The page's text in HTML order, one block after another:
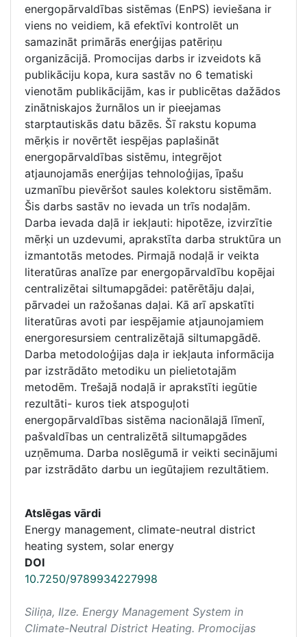
energopārvaldības sistēmas (EnPS) ieviešana ir
viens no veidiem, kā efektīvi kontrolēt un
samazināt primārās enerģijas patēriņu
organizācijā. Promocijas darbs ir izveidots kā
publikāciju kopa, kura sastāv no 6 tematiski
vienotām publikācijām, kas ir publicētas dažādos
zinātniskajos žurnālos un ir pieejamas
starptautiskās datu bāzēs. Šī rakstu kopuma
mērķis ir novērtēt iespējas paplašināt
energopārvaldības sistēmu, integrējot
atjaunojamās enerģijas tehnoloģijas, īpašu
uzmanību pievēršot saules kolektoru sistēmām.
Šis darbs sastāv no ievada un trīs nodaļām.
Darba ievada daļā ir iekļauti: hipotēze, izvirzītie
mērķi un uzdevumi, aprakstīta darba struktūra un
izmantotās metodes. Pirmajā nodaļā ir veikta
literatūras analīze par energopārvaldību kopējai
centralizētai siltumapgādei: patērētāju daļai,
pārvadei un ražošanas daļai. Kā arī apskatīti
literatūras avoti par iespējamie atjaunojamiem
energoresursiem centralizētajā siltumapgādē.
Darba metodoloģijas daļa ir iekļauta informācija
par izstrādāto metodiku un pielietotajām
metodēm. Trešajā nodaļā ir aprakstīti iegūtie
rezultāti- kuros tiek atspoguļoti
energopārvaldības sistēma nacionālajā līmenī,
pašvaldības un centralizētā siltumapgādes
uzņēmuma. Darba noslēgumā ir veikti secinājumi
par izstrādāto darbu un iegūtajiem rezultātiem.
Atslēgas vārdi
Energy management, climate-neutral district
heating system, solar energy
DOI
10.7250/9789934227998
Siliņa, Ilze. Energy Management System in
Climate-Neutral District Heating. Promocijas